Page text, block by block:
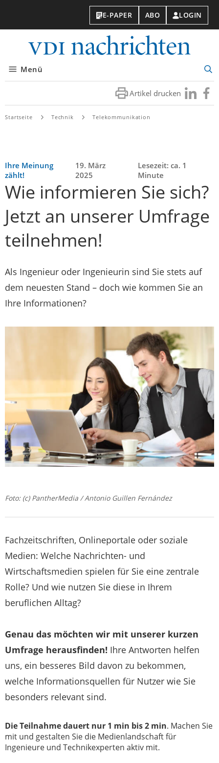
E-PAPER ABO LOGIN
Menü
Artikel drucken Besuchen
Sie
Sie
Startseite Technik Telekommunikation
Ihre Meinung
zählt!
19. März
2025
Lesezeit: ca. 1
Minute
Wie informieren Sie sich?
Jetzt an unserer Umfrage
teilnehmen!
Als Ingenieur oder Ingenieurin sind Sie stets auf
dem neuesten Stand – doch wie kommen Sie an
Ihre Informationen?
Foto: (c) PantherMedia / Antonio Guillen Fernández
Fachzeitschriften, Onlineportale oder soziale
Medien: Welche Nachrichten- und
Wirtschaftsmedien spielen für Sie eine zentrale
Rolle? Und wie nutzen Sie diese in Ihrem
beruflichen Alltag?
Genau das möchten wir mit unserer kurzen
Umfrage herausfinden! Ihre Antworten helfen
uns, ein besseres Bild davon zu bekommen,
welche Informationsquellen für Nutzer wie Sie
besonders relevant sind.
Die Teilnahme dauert nur 1 min bis 2 min. Machen Sie
mit und gestalten Sie die Medienlandschaft für
Ingenieure und Technikexperten aktiv mit.